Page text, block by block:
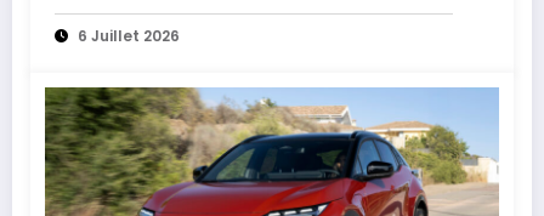
6 Juillet 2026